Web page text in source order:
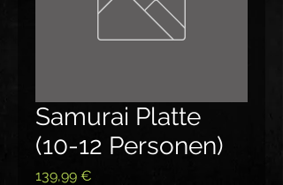
Samurai Platte
(10-12 Personen)
139,99 €